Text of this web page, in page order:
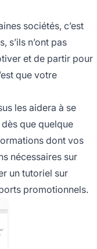
sociétés, c’est
s’ils n’ont pas
et de partir pour
que votre
les aidera à se
que quelque
dont vos
nécessaires sur
un tutoriel sur
promotionnels.